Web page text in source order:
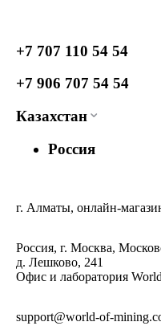
+7 707 110 54 54
+7 906 707 54 54
Казахстан
Россия
г. Алматы, онлайн-
Россия, г. Москва,
д. Лешково, 241
Офис и лаборатория
support@world-of-